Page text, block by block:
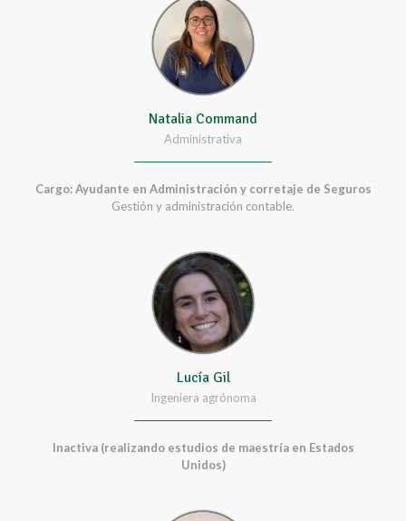
Natalia Command
Administrativa
Cargo: Ayudante en Administración y corretaje de Seguros
Gestión y administración contable.
Lucía Gil
Ingeniera agrónoma
Inactiva (realizando estudios de maestría en Estados
Unidos)